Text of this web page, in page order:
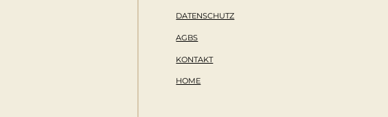
HOME
DATENSCHUTZ
KONTAKT
AGBS